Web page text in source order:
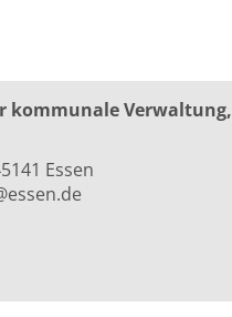
Verwaltung,
Essen